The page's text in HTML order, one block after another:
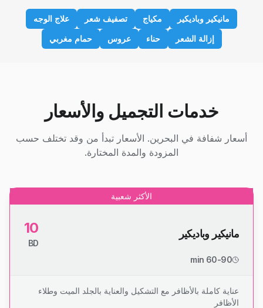
مانيكير وباديكير مكياج تصفيف شعر
علاج الوجه
إزالة الشعر
حناء عروس حمام مغربي
خدمات التجميل والأسعار
أسعار شفافة في البحرين. الأسعار تبدأ من وقد تختلف حسب
المزودة والمدة المختارة.
الأكثر شعبية
مانيكير وباديكير 10
BD
60-90 min
عناية كاملة بالأظافر مع التشكيل والعناية بالجلد الميت وطلاء
الأظافر